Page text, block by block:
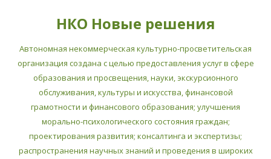
НКО Новые решения
Автономная некоммерческая культурно-просветительская
организация создана с целью предоставления услуг в сфере
образования и просвещения, науки, экскурсионного
обслуживания, культуры и искусства, финансовой
грамотности и финансового образования; улучшения
морально-психологического состояния граждан;
проектирования развития; консалтинга и экспертизы;
распространения научных знаний и проведения в широких